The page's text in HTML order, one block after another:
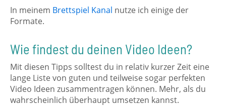
In meinem Brettspiel Kanal nutze ich einige der
Formate.
Wie findest du deinen Video Ideen?
Mit diesen Tipps solltest du in relativ kurzer Zeit eine
lange Liste von guten und teilweise sogar perfekten
Video Ideen zusammentragen können. Mehr, als du
wahrscheinlich überhaupt umsetzen kannst.